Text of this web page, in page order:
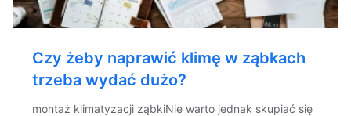
Czy żeby naprawić klimę w ząbkach
trzeba wydać dużo?
montaż klimatyzacji ząbkiNie warto jednak skupiać się